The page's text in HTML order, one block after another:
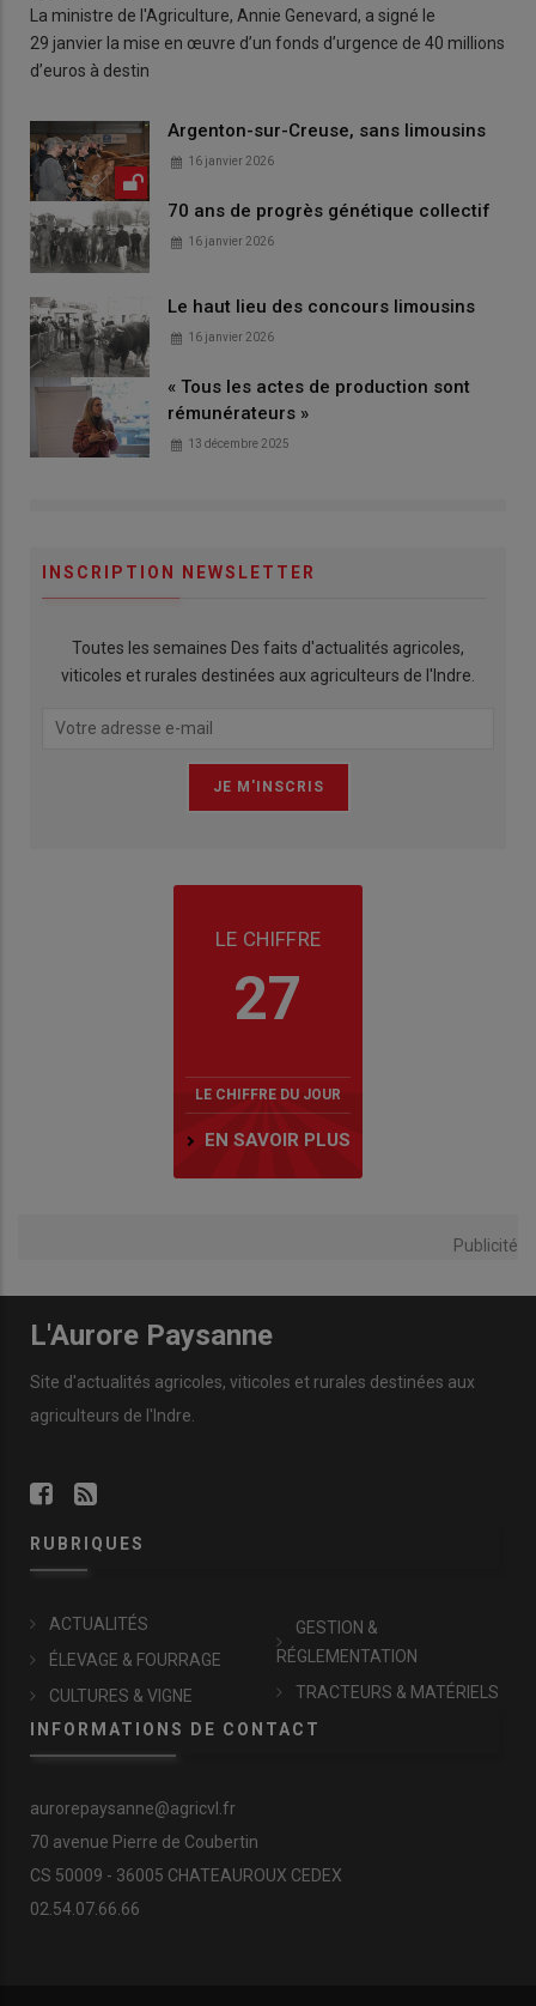
La ministre de l'Agriculture, Annie Genevard, a signé le
29 janvier la mise en œuvre d’un fonds d’urgence de 40 millions
d’euros à destin
Argenton-sur-Creuse, sans limousins
16 janvier 2026
70 ans de progrès génétique collectif
16 janvier 2026
Le haut lieu des concours limousins
16 janvier 2026
« Tous les actes de production sont
rémunérateurs »
13 décembre 2025
INSCRIPTION NEWSLETTER
Toutes les semaines Des faits d'actualités agricoles,
viticoles et rurales destinées aux agriculteurs de l'Indre.
LE CHIFFRE
27
LE CHIFFRE DU JOUR
EN SAVOIR PLUS
Publicité
L'Aurore Paysanne
Site d'actualités agricoles, viticoles et rurales destinées aux
agriculteurs de l'Indre.
RUBRIQUES
ACTUALITÉS
ÉLEVAGE & FOURRAGE
CULTURES & VIGNE
GESTION &
RÉGLEMENTATION
TRACTEURS & MATÉRIELS
INFORMATIONS DE CONTACT
aurorepaysanne@agricvl.fr
70 avenue Pierre de Coubertin
CS 50009 - 36005 CHATEAUROUX CEDEX
02.54.07.66.66